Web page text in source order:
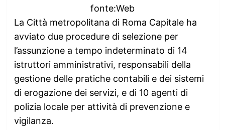
fonte:Web
La Città metropolitana di Roma Capitale ha
avviato due procedure di selezione per
l’assunzione a tempo indeterminato di 14
istruttori amministrativi, responsabili della
gestione delle pratiche contabili e dei sistemi
di erogazione dei servizi, e di 10 agenti di
polizia locale per attività di prevenzione e
vigilanza.